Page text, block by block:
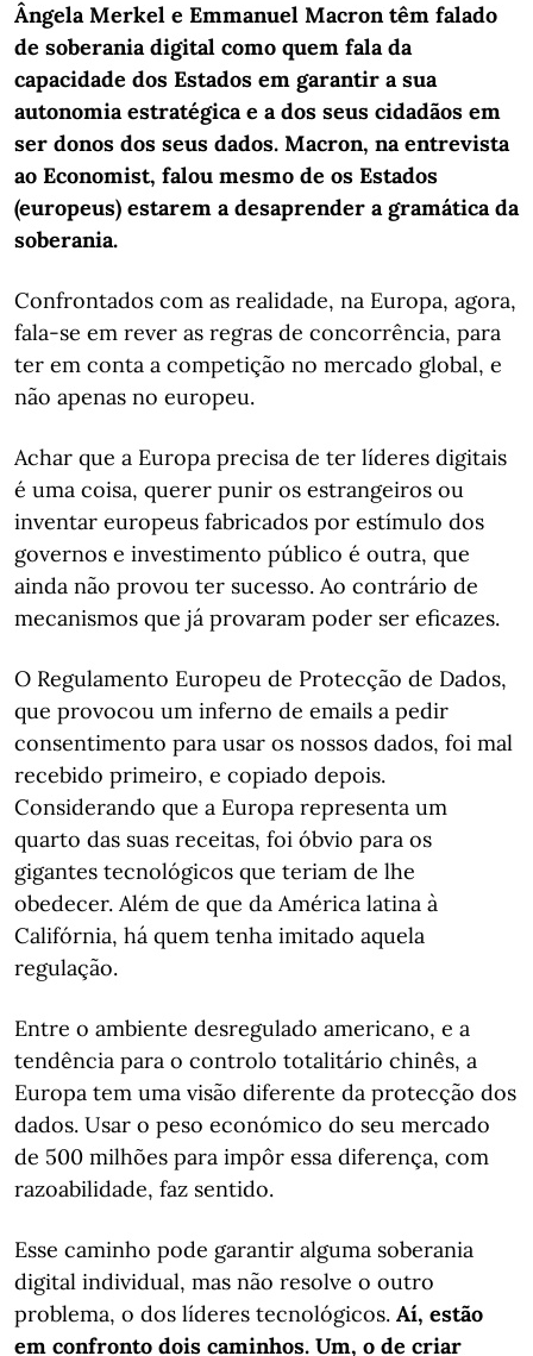
Ângela Merkel e Emmanuel Macron têm falado
de soberania digital como quem fala da
capacidade dos Estados em garantir a sua
autonomia estratégica e a dos seus cidadãos em
ser donos dos seus dados. Macron, na entrevista
ao Economist, falou mesmo de os Estados
(europeus) estarem a desaprender a gramática da
soberania.
Confrontados com as realidade, na Europa, agora,
fala-se em rever as regras de concorrência, para
ter em conta a competição no mercado global, e
não apenas no europeu.
Achar que a Europa precisa de ter líderes digitais
é uma coisa, querer punir os estrangeiros ou
inventar europeus fabricados por estímulo dos
governos e investimento público é outra, que
ainda não provou ter sucesso. Ao contrário de
mecanismos que já provaram poder ser eficazes.
O Regulamento Europeu de Protecção de Dados,
que provocou um inferno de emails a pedir
consentimento para usar os nossos dados, foi mal
recebido primeiro, e copiado depois.
Considerando que a Europa representa um
quarto das suas receitas, foi óbvio para os
gigantes tecnológicos que teriam de lhe
obedecer. Além de que da América latina à
Califórnia, há quem tenha imitado aquela
regulação.
Entre o ambiente desregulado americano, e a
tendência para o controlo totalitário chinês, a
Europa tem uma visão diferente da protecção dos
dados. Usar o peso económico do seu mercado
de 500 milhões para impôr essa diferença, com
razoabilidade, faz sentido.
Esse caminho pode garantir alguma soberania
digital individual, mas não resolve o outro
problema, o dos líderes tecnológicos. Aí, estão
em confronto dois caminhos. Um, o de criar